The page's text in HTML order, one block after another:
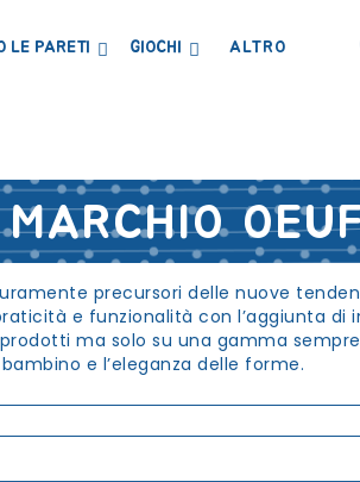
LE PARETI GIOCHI
precursori delle nuove
e funzionalità con l’aggiunta di
ma solo su una gamma
e l’eleganza delle forme.